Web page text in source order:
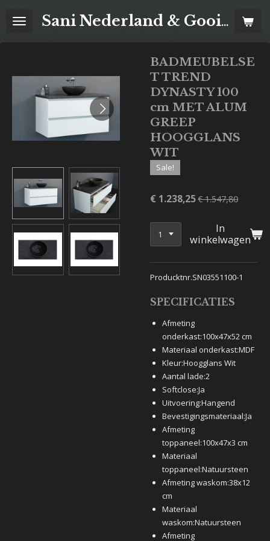
direct
Sani Nederland & Goois Tegelhuis
BADMEUBELSE
T TREND
DYNASTY 100
cm MET ALUM
GREEP
HOOGGLANS
WIT
Sale!
€ 1.238,25€ 1.547,80
In
winkelwagen
Producktnr.SN03551100-1
SPECIFICATIES
Afmeting
onderkast:100x47x52 cm
Materiaal onderkast:MDF
Kleur:Hoogglans Wit
Aantal lade:2
Softclose:Ja
Uitvoering:Hangend
Bevestigingsmateriaal:Ja
Afmeting
toppaneel:100x47x3 cm
Materiaal
toppaneel:Natuursteen
Afmeting waskom:38x12
cm
Materiaal
waskom:Natuursteen
Afmeting